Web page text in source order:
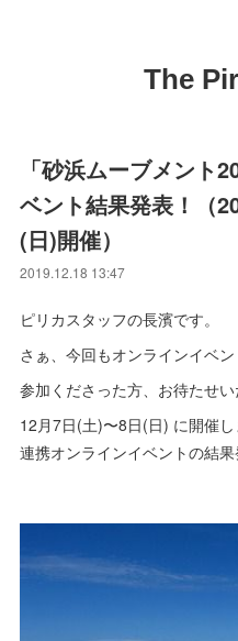
The
「砂浜ムーブメント
ベント結果発表！（
(日)開催）
2019.12.18 13:47
ピリカスタッフの長濱です。
さぁ、今回もオンラインイベン
参加くださった方、お待たせい
12月7日(土)〜8日(日) に開催
連携オンラインイベントの結果